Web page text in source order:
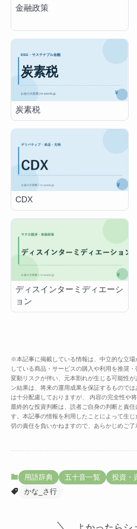
金融政策
炭素税
CDX
ディスインターミディエーシ
ョン
※本記事に掲載している情報は、中立的な立
している商品・サービスの購入や利用を推奨
変動リスクが伴い、元本割れが生じる可能性
ン結果は、将来の運用成果を保証するもので
は十分配慮しておりますが、 内容の完全性や
最終的な投資判断は、読者ご自身の判断と責
す。本記事の情報を利用したことによって生
切の責任を負いかねますので、あらかじめご了
用語辞典 五十音一覧 投資・
かな_さ行